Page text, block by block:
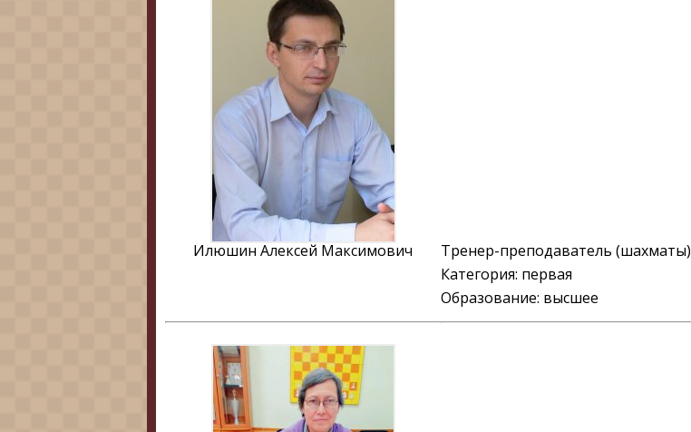
Илюшин Алексей Максимович
Тренер-преподаватель (шахматы)
Категория: первая
Образование: высшее